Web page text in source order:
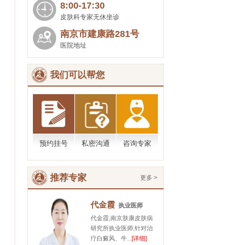
8:00-17:30
皮肤科专家无休坐诊
南京市建康路281号
医院地址
我们可以帮您
预约挂号 私密沟通 咨询专家
推荐专家 更多 >
代金霞 执业医师
代金霞,南京肤康皮肤病
研究所执业医师,针对治
疗白癜风、牛...[详细]